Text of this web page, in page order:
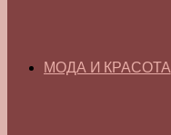
МОДА И КРАСОТА